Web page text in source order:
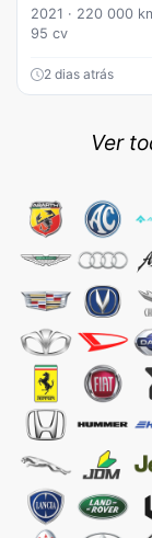
2021 · 220 000
95 cv
2 dias atrás
Ver